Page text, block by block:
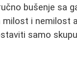
bušenje sa
milost i nemilost
samo